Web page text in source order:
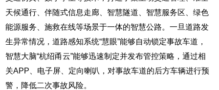
天候通行、伴随式信息走廊、智慧隧道、智慧服务区、绿色
能源服务、施救在线等场景于一体的智慧公路。一旦道路发
生异常情况，道路感知系统“慧眼”能够自动锁定事故车道，
智慧大脑“杭绍甬云”能够迅速制定并发布管控策略，通过相
关APP、电子屏、定向喇叭，对事故车道的后方车辆进行预
警，降低二次事故风险。